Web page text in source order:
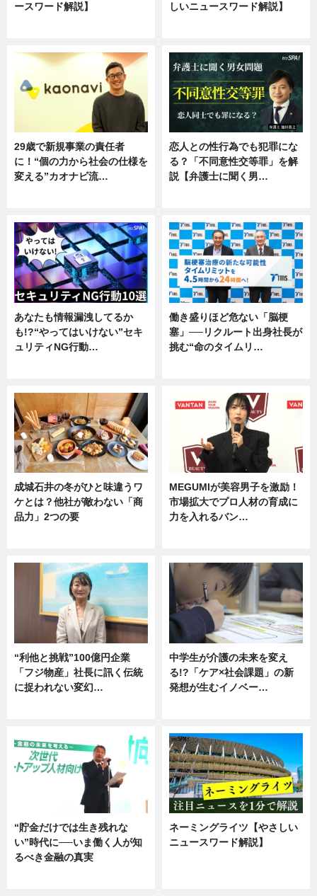
ースワード解説】
しいニュースワード解説】
29歳で新規事業の責任者
に！“個の力から社会の仕様を
変える”カオナビ流…
恋人との性行為でも犯罪にな
る？「不同意性交等罪」を解
説【弁護士に聞く男…
あなたも情報漏洩してるか
も!?“やってはいけない”セキ
ュリティNG行動…
働き盛りほど危ない「脳梗
塞」──リクルート出身社長が
挑む“命のタイムリ…
成城石井の冬がひと味違うワ
ケとは？他社が敵わない「商
品力」2つの要
MEGUMIが美容男子を激励！
市場拡大でプロ人材の育成に
力を入れるバン…
“利他と挑戦”100億円企業
「フジ物産」社長に訊く伝統
に捉われない変幻…
中学生が介護の未来を変え
る!?「ケア×社会課題」の新
発想が生むイノベー…
“貯金だけでは生き残れな
い”時代に──いま働く人が知
るべき金融の真実
ネーミングライツ【やさしい
ニュースワード解説】